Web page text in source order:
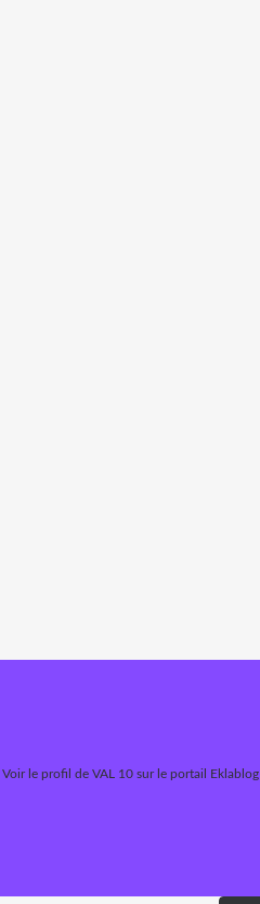
Voir le profil de VAL 10 sur le portail Eklablog